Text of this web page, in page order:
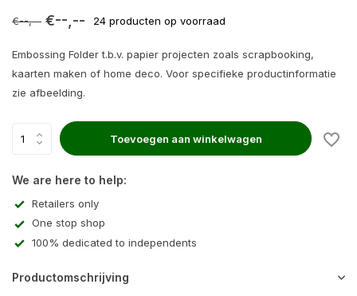
€--,-- €--,-- 24 producten op voorraad
Embossing Folder t.b.v. papier projecten zoals scrapbooking,
kaarten maken of home deco. Voor specifieke productinformatie
zie afbeelding.
Toevoegen aan winkelwagen
We are here to help:
Retailers only
One stop shop
100% dedicated to independents
Productomschrijving